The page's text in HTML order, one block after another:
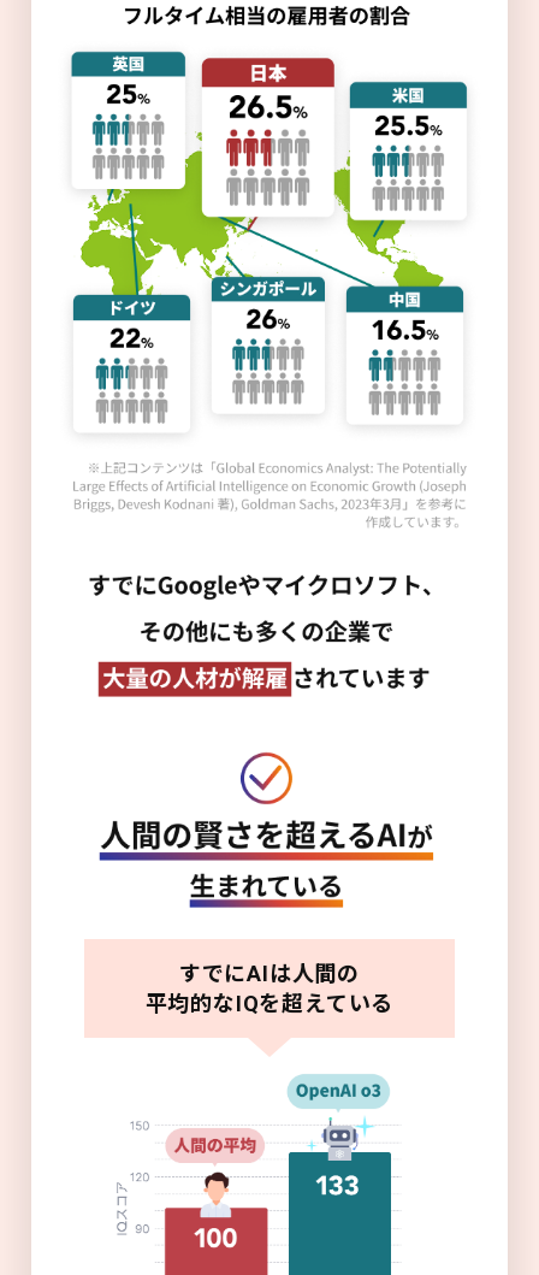
すでにAIは人間の
平均的なIQを超えている